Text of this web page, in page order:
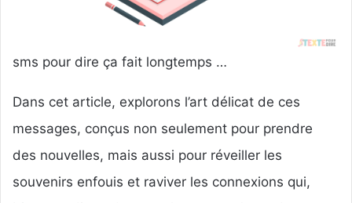
sms pour dire ça fait longtemps …
Dans cet article, explorons l’art délicat de ces
messages, conçus non seulement pour prendre
des nouvelles, mais aussi pour réveiller les
souvenirs enfouis et raviver les connexions qui,